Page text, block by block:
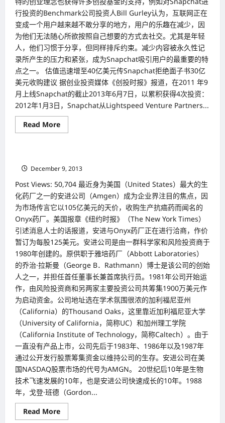
行投资的Benchmark公司投资人Bill Gurley认为，互联网正在
变成一个用户越来越不敢分享的地方，用户的乐趣在减少，因
为他们无法随心所欲按照自己想要的方式去社交。尤其是年轻
人，他们习惯于分享，但同样排斥约束。减少内容被永久性记
录所产生的压力和紧张，成为Snapchat吸引用户的最重要的特
点之一。 估值迅速增至40亿美元传Snapchat拒绝面子书30亿
美元收购建议 据创业投资媒体《创投时报》报道，在2011 年9
月上线Snapchat的截止2013年6月7日，以累积获得4次投资：
2012年1月3日，Snapchat从Lightspeed Venture Partners...
Read MoreRead
more
入
过
度
分
享
时
代
Snapchat
公
司
顺
势
大
版
图
企业动态 Corporate World(full)
December 9, 2013
Post Views: 50,704 最近身为美国（United States）最大的生
化药厂之一的安进公司（Amgen）成为企业界注目的焦点，因
为市场传言它以105亿美元的天价，收购生产抗癌药而闻名的
Onyx药厂。美国报章《纽约时报》（The New York Times）
引述消息人士的话报道，安进与Onyx药厂正在进行洽商，作价
暂订为每股125美元。安进公司是由一群科学家和风险投资商于
1980年创建的。原供职于雅培药厂（Abbott Laboratories）
的乔治·拉斯曼（George B．Rathmann）博士是该公司的创始
人之一，并担任首任董事长兼首席执行员。1981年公司开始运
作，由风险投资商和另两家主要投资公司共筹集1900万美元作
为启动资金。公司地址选在学术氛围很浓的加利福尼亚州
（California）的Thousand Oaks，这里靠近加利福尼亚大学
（University of California，简称UC）和加州理工学院
（California Institute of Technology，简称Caltech）。由于
一直没有产品上市，公司先后于1983年、1986年以及1987年
通过公开发行股票筹集资金以维持公司的生存。安进公司在美
国NASDAQ股票市场的代号为AMGN。 20世纪后10年是生物
技术飞速发展的10年，也是安进公司快速成长的10年。1988
年，戈登·班德（Gordon...
Read MoreRead
more
企业动态 Corporate World(full)